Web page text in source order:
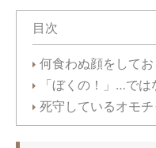
目次
何食わぬ顔をして
「ぼくの！」…では
死守しているオモ